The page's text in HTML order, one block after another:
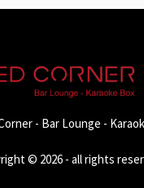
- Bar Lounge -
© 2026 - all rights